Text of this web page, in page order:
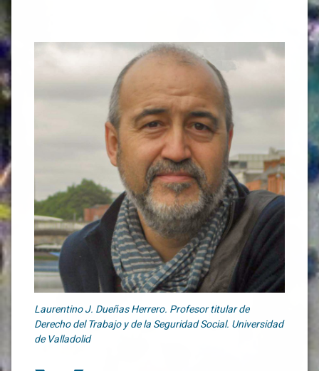
Laurentino J. Dueñas Herrero. Profesor titular de
Derecho del Trabajo y de la Seguridad Social. Universidad
de Valladolid